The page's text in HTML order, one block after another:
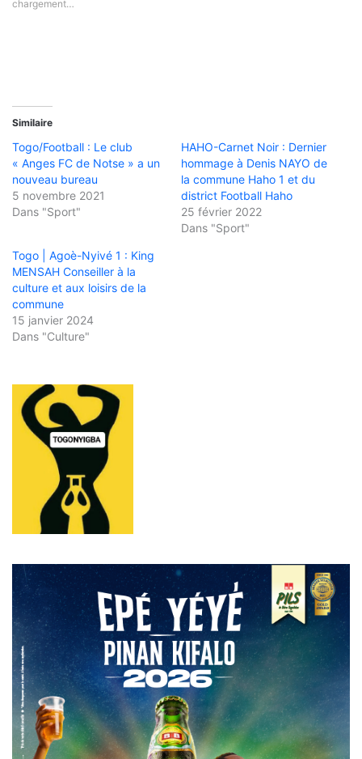
chargement…
Similaire
Togo/Football : Le club
« Anges FC de Notse » a un
nouveau bureau
5 novembre 2021
Dans "Sport"
HAHO-Carnet Noir : Dernier
hommage à Denis NAYO de
la commune Haho 1 et du
district Football Haho
25 février 2022
Dans "Sport"
Togo | Agoè-Nyivé 1 : King
MENSAH Conseiller à la
culture et aux loisirs de la
commune
15 janvier 2024
Dans "Culture"